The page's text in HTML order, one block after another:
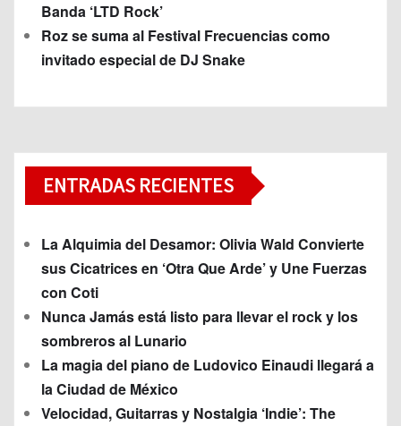
Banda ‘LTD Rock’
Roz se suma al Festival Frecuencias como
invitado especial de DJ Snake
ENTRADAS RECIENTES
La Alquimia del Desamor: Olivia Wald Convierte
sus Cicatrices en ‘Otra Que Arde’ y Une Fuerzas
con Coti
Nunca Jamás está listo para llevar el rock y los
sombreros al Lunario
La magia del piano de Ludovico Einaudi llegará a
la Ciudad de México
Velocidad, Guitarras y Nostalgia ‘Indie’: The